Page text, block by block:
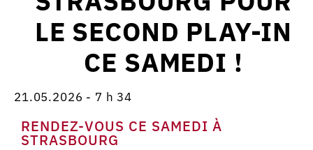
LE SECOND PLAY-IN
CE SAMEDI !
21.05.2026 - 7 h 34
RENDEZ-VOUS CE SAMEDI À
STRASBOURG